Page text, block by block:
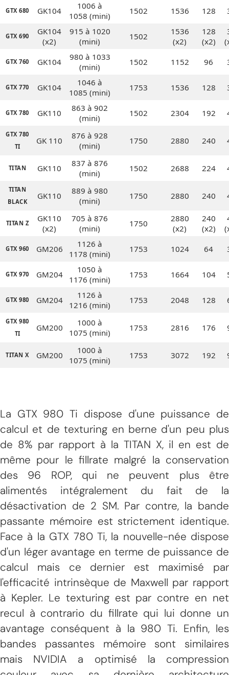
GTX 680 GK104
1006 à
1058 (mini)
1502 1536 128
GTX 690
GK104
(x2)
915 à 1020
(mini)
1502
1536
(x2)
128
(x2)
GTX 760 GK104
980 à 1033
(mini)
1502 1152 96
GTX 770 GK104
1046 à
1085 (mini)
1753 1536 128
GTX 780 GK110
863 à 902
(mini)
1502 2304 192
GTX 780
TI
GK 110
876 à 928
(mini)
1750 2880 240
TITAN GK110
837 à 876
(mini)
1502 2688 224
TITAN
BLACK
GK110
889 à 980
(mini)
1750 2880 240
TITAN Z
GK110
(x2)
705 à 876
(mini)
1750
2880
(x2)
240
(x2)
GTX 960 GM206
1126 à
1178 (mini)
1753 1024 64
GTX 970 GM204
1050 à
1176 (mini)
1753 1664 104
GTX 980 GM204
1126 à
1216 (mini)
1753 2048 128
GTX 980
TI
GM200
1000 à
1075 (mini)
1753 2816 176
TITAN X GM200
1000 à
1075 (mini)
1753 3072 192
La GTX 980 Ti dispose d'une puissance de
calcul et de texturing en berne d'un peu plus
de 8% par rapport à la TITAN X, il en est de
même pour le fillrate malgré la conservation
des 96 ROP, qui ne peuvent plus être
alimentés intégralement du fait de la
désactivation de 2 SM. Par contre, la bande
passante mémoire est strictement identique.
Face à la GTX 780 Ti, la nouvelle-née dispose
d'un léger avantage en terme de puissance de
calcul mais ce dernier est maximisé par
l'efficacité intrinsèque de Maxwell par rapport
à Kepler. Le texturing est par contre en net
recul à contrario du fillrate qui lui donne un
avantage conséquent à la 980 Ti. Enfin, les
bandes passantes mémoire sont similaires
mais NVIDIA a optimisé la compression